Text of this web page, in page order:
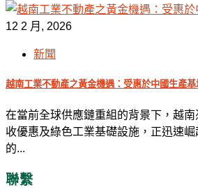
12 2 月, 2026
新聞
越南工業不動產之黃金機遇：受惠於中國生產基
在當前全球供應鏈重組的背景下，越
收優惠及綠色工業基礎設施，正迅速
的...
聯繫